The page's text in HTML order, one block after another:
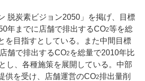
脱炭素ビジョン2050」を掲げ、目標
年までに店舗で排出するCO2等を総
を目指すとしている。また中間目標
舗で排出するCO2 を総量で2010年比
し、各種施策を展開している。中部
供を受け、店舗運営のCO2排出量削